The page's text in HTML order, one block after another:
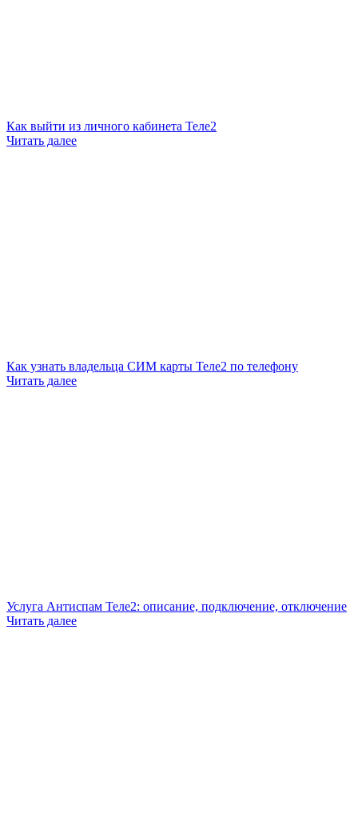
Как выйти из личного кабинета Теле2
Читать далее
Как узнать владельца СИМ карты Теле2 по телефону
Читать далее
Услуга Антиспам Теле2: описание, подключение, отключение
Читать далее